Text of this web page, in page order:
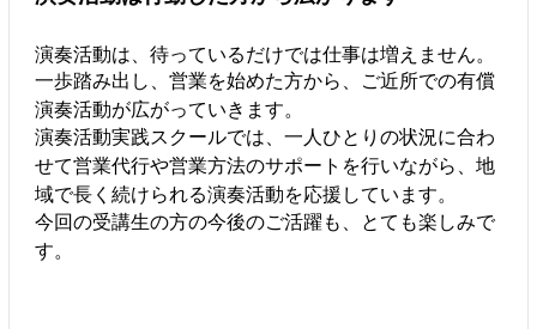
演奏活動は、待っているだけでは仕事は増えません。
一歩踏み出し、営業を始めた方から、ご近所での有償
演奏活動が広がっていきます。
演奏活動実践スクールでは、一人ひとりの状況に合わ
せて営業代行や営業方法のサポートを行いながら、地
域で長く続けられる演奏活動を応援しています。
今回の受講生の方の今後のご活躍も、とても楽しみで
す。